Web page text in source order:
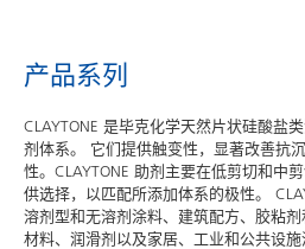
产品系列
CLAYTONE 是毕克化学天然片状硅酸盐
剂体系。 它们提供触变性，显著改善抗
性。CLAYTONE 助剂主要在低剪切和中
供选择，以匹配所添加体系的极性。
溶剂型和无溶剂涂料、建筑配方、胶粘
材料、润滑剂以及家居、工业和公共设施